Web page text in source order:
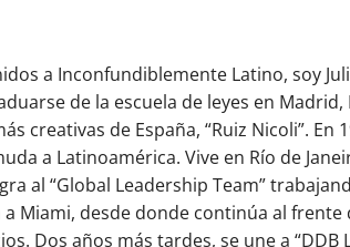
a Inconfundiblemente Latino, soy
de la escuela de leyes en
creativas de España, “Ruiz Nicoli”.
a Latinoamérica. Vive en Río de
al “Global Leadership Team”
a Miami, desde donde continúa al
Dos años más tardes, se une a